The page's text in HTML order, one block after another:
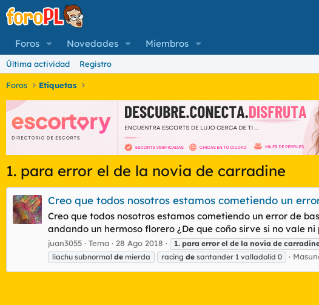
Foros Novedades Miembros
Última actividad Registro
Foros Etiquetas
1. para error el de la novia de carradine
Creo que todos nosotros estamos cometiendo un
Creo que todos nosotros estamos cometiendo un error de
andando un hermoso florero ¿De que coño sirve si no vale
juan3055 Tema 28 Ago 2018 1. para error el de la novia de
liachu subnormal de mierda racing de santander 1 valladolid 0